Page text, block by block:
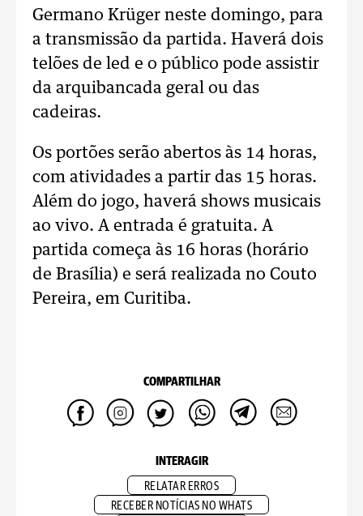
Germano Krüger neste domingo, para
a transmissão da partida. Haverá dois
telões de led e o público pode assistir
da arquibancada geral ou das
cadeiras.
Os portões serão abertos às 14 horas,
com atividades a partir das 15 horas.
Além do jogo, haverá shows musicais
ao vivo. A entrada é gratuita. A
partida começa às 16 horas (horário
de Brasília) e será realizada no Couto
Pereira, em Curitiba.
COMPARTILHAR
INTERAGIR
RELATAR ERROS
RECEBER NOTÍCIAS NO WHATS